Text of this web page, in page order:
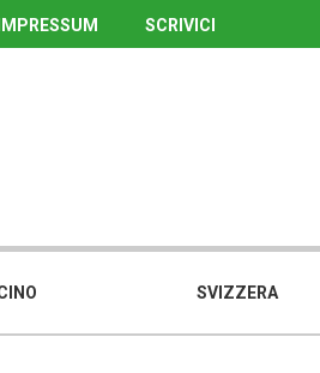
IMPRESSUM SCRIVICI
SVIZZERA